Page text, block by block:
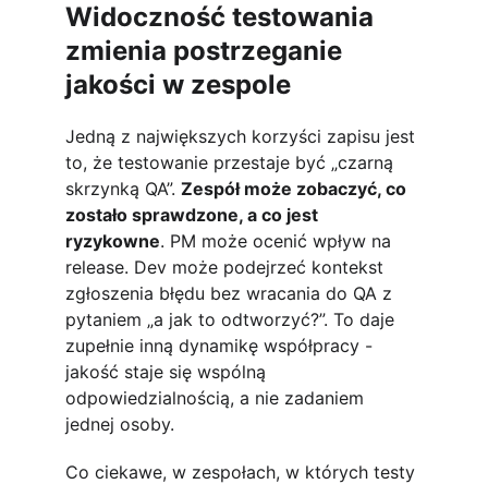
Widoczność testowania
zmienia postrzeganie
jakości w zespole
Jedną z największych korzyści zapisu jest
to, że testowanie przestaje być „czarną
skrzynką QA”. Zespół może zobaczyć, co
zostało sprawdzone, a co jest
ryzykowne. PM może ocenić wpływ na
release. Dev może podejrzeć kontekst
zgłoszenia błędu bez wracania do QA z
pytaniem „a jak to odtworzyć?”. To daje
zupełnie inną dynamikę współpracy -
jakość staje się wspólną
odpowiedzialnością, a nie zadaniem
jednej osoby.
Co ciekawe, w zespołach, w których testy